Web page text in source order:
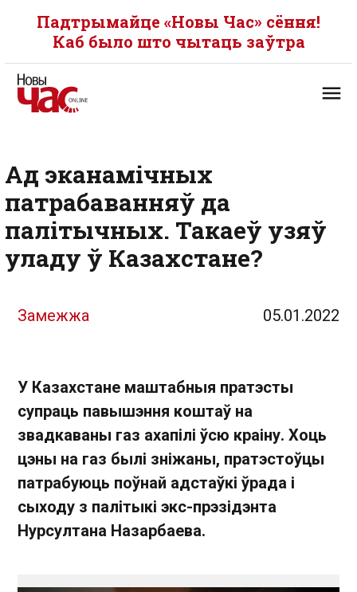
Падтрымайце «Новы Час» сёння!
Каб было што чытаць заўтра
Ад эканамічных
патрабаванняў да
палітычных. Такаеў узяў
уладу ў Казахстане?
Замежжа 05.01.2022
У Казахстане маштабныя пратэсты
супраць павышэння коштаў на
звадкаваны газ ахапілі ўсю краіну. Хоць
цэны на газ былі зніжаны, пратэстоўцы
патрабуюць поўнай адстаўкі ўрада і
сыходу з палітыкі экс-прэзідэнта
Нурсултана Назарбаева.